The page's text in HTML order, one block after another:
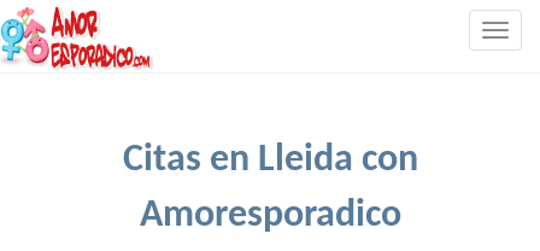
Citas en Lleida con
Amoresporadico